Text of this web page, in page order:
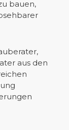
bauen,
aus den